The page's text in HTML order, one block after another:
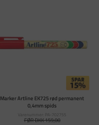
Marker Artline EK725 rød permanent
0,4mm spids
Varenummer: PA-702755
FØR DKK 159,00